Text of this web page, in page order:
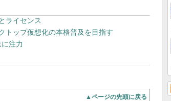
ライセンス
トップ仮想化の本格普及を目指す
注力
▲ページの先頭に戻る